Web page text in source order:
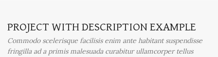
PROJECT WITH DESCRIPTION EXAMPLE
Commodo scelerisque facilisis enim ante habitant suspendisse
fringilla ad a primis malesuada curabitur ullamcorper tellus